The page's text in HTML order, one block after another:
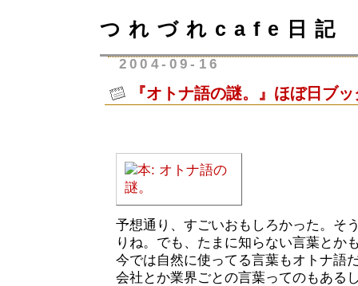
つれづれcafe日記
2004-09-16
『オトナ語の謎。』ほぼ日ブ
予想通り、すごいおもしろかった。そ
りね。でも、たまに知らない言葉とか
今では自然に使ってる言葉もオトナ語
会社とか業界ごとの言葉ってのもある